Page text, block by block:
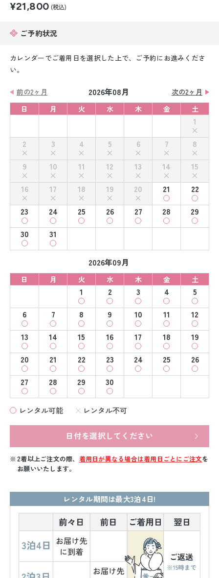
小物販売品
¥21,800 (税込)
ご予約状況
カレンダーでご着用日を選択した上で、ご予約にお進みくださ
い。
前の2ヶ月 2026年08月
次の2ヶ月
日
月 火 水 木 金 土
1
2
3 4 5 6 7
8
9
10 11 12 13 14
15
16
17 18 19 20 21
22
23
24 25 26 27 28
29
30
31
2026年09月
日 月 火 水 木 金 土
1 2 3 4
5
6
7 8 9 10 11
12
13
14 15 16 17 18
19
20
21 22 23 24 25
26
27
28 29 30
レンタル可能 レンタル不可
日付を選択してください
2着以上ご注文の際、 着用日が異なる場合は着用日ごとにご注文を
お願いいたします。
レンタル期間は最大3泊4日!